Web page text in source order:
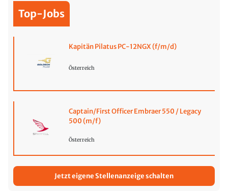
Top-Jobs
Kapitän Pilatus PC-12NGX (f/m/d)
Österreich
Captain/First Officer Embraer 550 / Legacy
500 (m/f)
Österreich
Jetzt eigene Stellenanzeige schalten